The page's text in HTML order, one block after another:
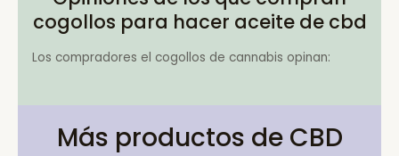
cogollos para hacer aceite de cbd
Los compradores el cogollos de cannabis opinan:
Más productos de CBD